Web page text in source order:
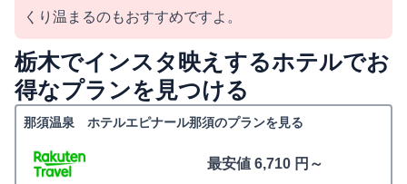
くり温まるのもおすすめですよ。
栃木でインスタ映えするホテルでお
得なプランを見つける
那須温泉 ホテルエピナール那須のプランを見る
最安値 6,710 円～